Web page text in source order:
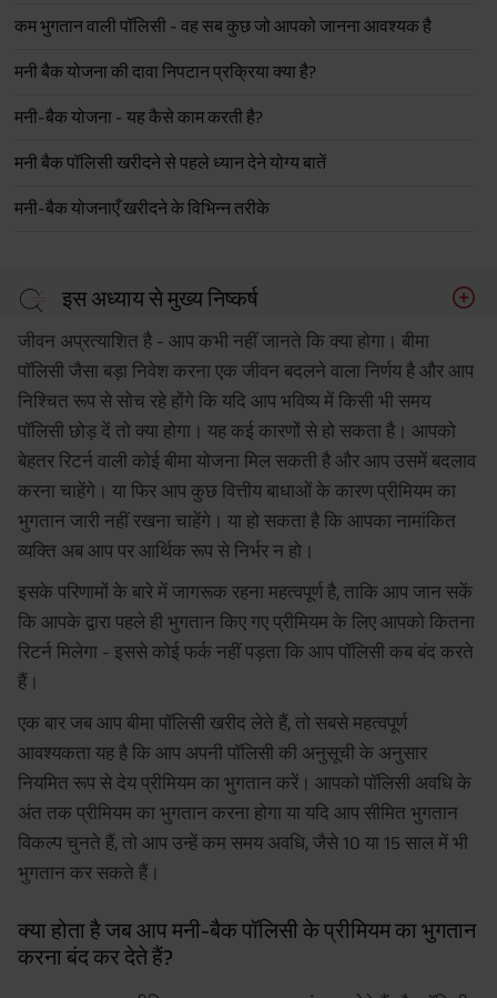
कम भुगतान वाली पॉलिसी - वह सब कुछ जो आपको जानना आवश्यक है
मनी बैक योजना की दावा निपटान प्रक्रिया क्या है?
मनी-बैक योजना - यह कैसे काम करती है?
मनी बैक पॉलिसी खरीदने से पहले ध्यान देने योग्य बातें
मनी-बैक योजनाएँ खरीदने के विभिन्न तरीके
इस अध्याय से मुख्य निष्कर्ष
जीवन अप्रत्याशित है - आप कभी नहीं जानते कि क्या होगा। बीमा
पॉलिसी जैसा बड़ा निवेश करना एक जीवन बदलने वाला निर्णय है और आप
निश्चित रूप से सोच रहे होंगे कि यदि आप भविष्य में किसी भी समय
पॉलिसी छोड़ दें तो क्या होगा। यह कई कारणों से हो सकता है। आपको
बेहतर रिटर्न वाली कोई बीमा योजना मिल सकती है और आप उसमें बदलाव
करना चाहेंगे। या फिर आप कुछ वित्तीय बाधाओं के कारण प्रीमियम का
भुगतान जारी नहीं रखना चाहेंगे। या हो सकता है कि आपका नामांकित
व्यक्ति अब आप पर आर्थिक रूप से निर्भर न हो।
इसके परिणामों के बारे में जागरूक रहना महत्वपूर्ण है, ताकि आप जान सकें
कि आपके द्वारा पहले ही भुगतान किए गए प्रीमियम के लिए आपको कितना
रिटर्न मिलेगा - इससे कोई फर्क नहीं पड़ता कि आप पॉलिसी कब बंद करते
हैं।
एक बार जब आप बीमा पॉलिसी खरीद लेते हैं, तो सबसे महत्वपूर्ण
आवश्यकता यह है कि आप अपनी पॉलिसी की अनुसूची के अनुसार
नियमित रूप से देय प्रीमियम का भुगतान करें। आपको पॉलिसी अवधि के
अंत तक प्रीमियम का भुगतान करना होगा या यदि आप सीमित भुगतान
विकल्प चुनते हैं, तो आप उन्हें कम समय अवधि, जैसे 10 या 15 साल में भी
भुगतान कर सकते हैं।
क्या होता है जब आप मनी-बैक पॉलिसी के प्रीमियम का भुगतान
करना बंद कर देते हैं?